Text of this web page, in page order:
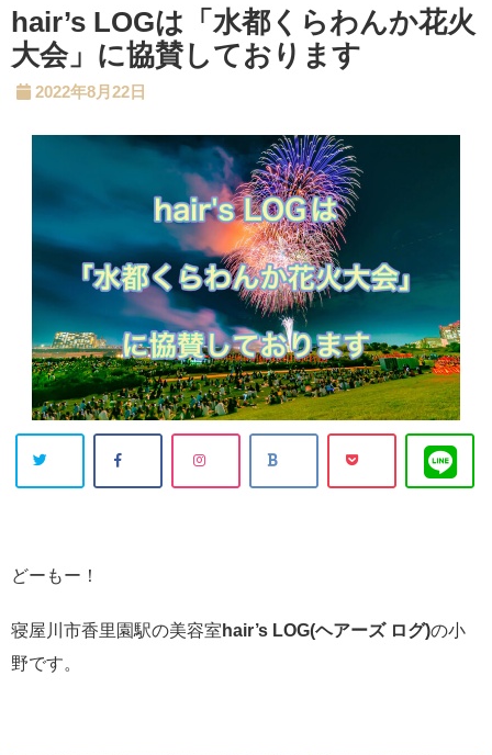
hair’s LOGは「水都くらわんか花火
大会」に協賛しております
2022年8月22日
どーもー！
寝屋川市香里園駅の美容室 hair’s LOG(ヘアーズ ログ)の小
野です。